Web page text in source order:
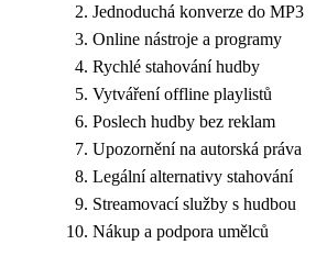
Jednoduchá konverze do MP3
Online nástroje a programy
Rychlé stahování hudby
Vytváření offline playlistů
Poslech hudby bez reklam
Upozornění na autorská práva
Legální alternativy stahování
Streamovací služby s hudbou
Nákup a podpora umělců